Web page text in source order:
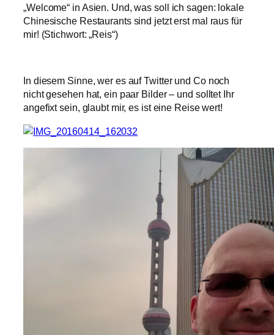
„Welcome“ in Asien. Und, was soll ich sagen: lokale
Chinesische Restaurants sind jetzt erst mal raus für
mir! (Stichwort: „Reis“)
In diesem Sinne, wer es auf Twitter und Co noch
nicht gesehen hat, ein paar Bilder – und solltet Ihr
angefixt sein, glaubt mir, es ist eine Reise wert!